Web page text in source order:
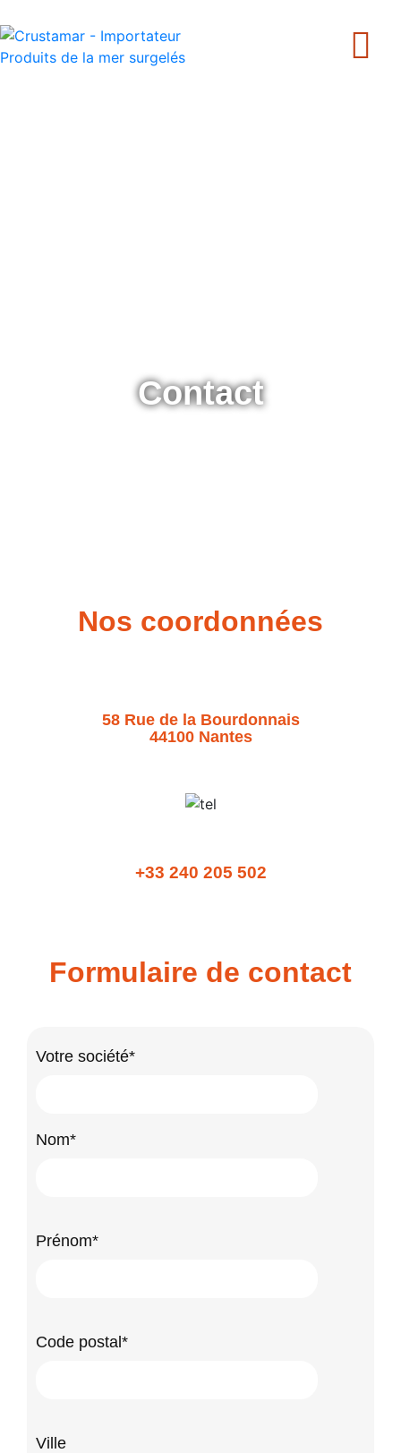
Contact
Nos coordonnées
58 Rue de la Bourdonnais
44100 Nantes
+33 240 205 502
Formulaire de contact
Votre société*
Nom*
Prénom*
Code postal*
Ville